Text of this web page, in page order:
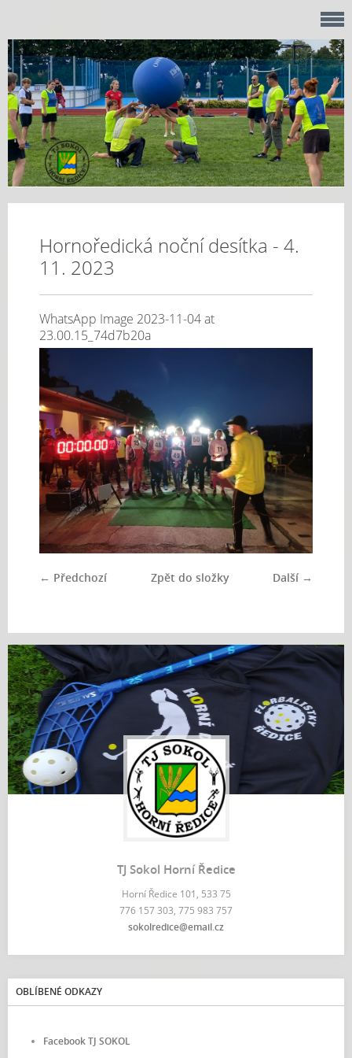
Hornoředická noční desítka - 4.
11. 2023
WhatsApp Image 2023-11-04 at
23.00.15_74d7b20a
← Předchozí Další →
Zpět do složky
TJ Sokol Horní Ředice
Horní Ředice 101, 533 75
776 157 303, 775 983 757
sokolredice@email.cz
OBLÍBENÉ ODKAZY
Facebook TJ SOKOL